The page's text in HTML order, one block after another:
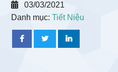
03/03/2021
Danh mục:Tiết Niệu